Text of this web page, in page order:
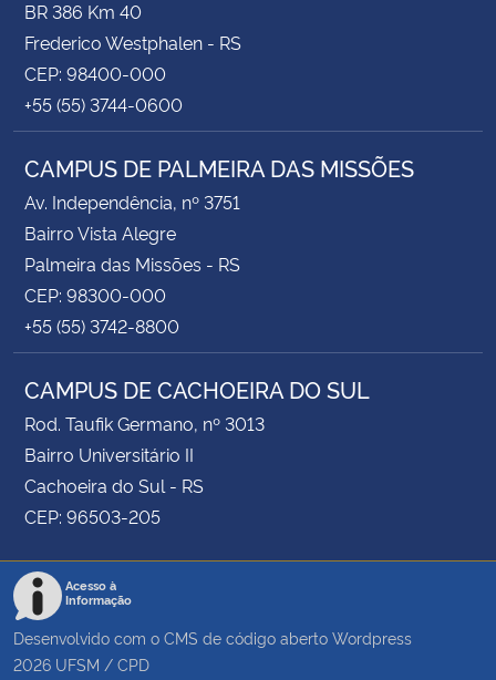
BR 386 Km 40
Frederico Westphalen - RS
CEP: 98400-000
+55 (55) 3744-0600
CAMPUS DE PALMEIRA DAS MISSÕES
Av. Independência, nº 3751
Bairro Vista Alegre
Palmeira das Missões - RS
CEP: 98300-000
+55 (55) 3742-8800
CAMPUS DE CACHOEIRA DO SUL
Rod. Taufik Germano, nº 3013
Bairro Universitário II
Cachoeira do Sul - RS
CEP: 96503-205
Acesso à
Informação
Desenvolvido com o CMS de código aberto Wordpress
2026 UFSM / CPD